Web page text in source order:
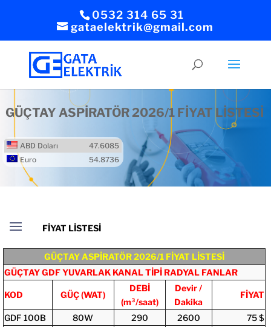
0532 314 65 31
gataelektrik@gmail.com
GÜÇTAY ASPİRATÖR 2026/1 FİYAT LİSTESİ
ABD Doları
47.6085
Euro
54.8736
GÜÇTAY ASPİRATÖR 2026/1 FİYAT LİSTESİ
GÜÇTAY GDF YUVARLAK KANAL TİPİ RADYAL FANLAR
KOD GÜÇ (WAT)
DEBİ
(m³/saat)
Devir /
Dakika
FİYAT
GDF 100B 80W 290 2600
75 $